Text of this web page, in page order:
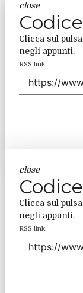
close
Clicca sul
negli appunti.
RSS link
close
Clicca sul
negli appunti.
RSS link